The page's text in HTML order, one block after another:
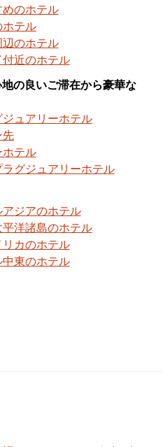
のホテル
テル
のホテル
近のホテル
の良いご滞在から豪華な
ュアリーホテル
先
テル
グジュアリーホテル
アジアのホテル
洋諸島のホテル
リカのホテル
中東のホテル